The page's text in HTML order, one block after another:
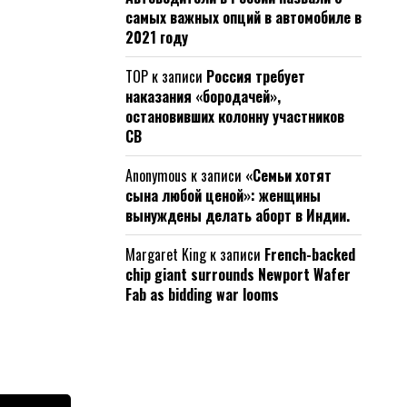
самых важных опций в автомобиле в
2021 году
ТОР к записи Россия требует
наказания «бородачей»,
остановивших колонну участников
СВ
Anonymous к записи «Семьи хотят
сына любой ценой»: женщины
вынуждены делать аборт в Индии.
Margaret Kingк записи French-backed
chip giant surrounds Newport Wafer
Fab as bidding war looms